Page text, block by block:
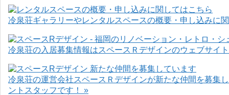
冷泉荘ギャラリーやレンタルスペースの概要・申し込みに
冷泉荘の入居募集情報はスペースＲデザインのウェブサイ
冷泉荘の運営会社スペースＲデザインが新たな仲間を募集
ントスタッフです！ »